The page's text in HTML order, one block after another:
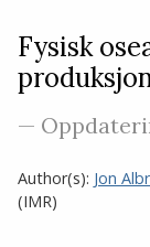
Fysisk
—
Author(s): Jon
(IMR)